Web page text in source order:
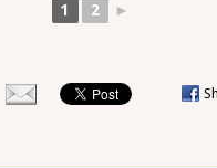
1 2 ►